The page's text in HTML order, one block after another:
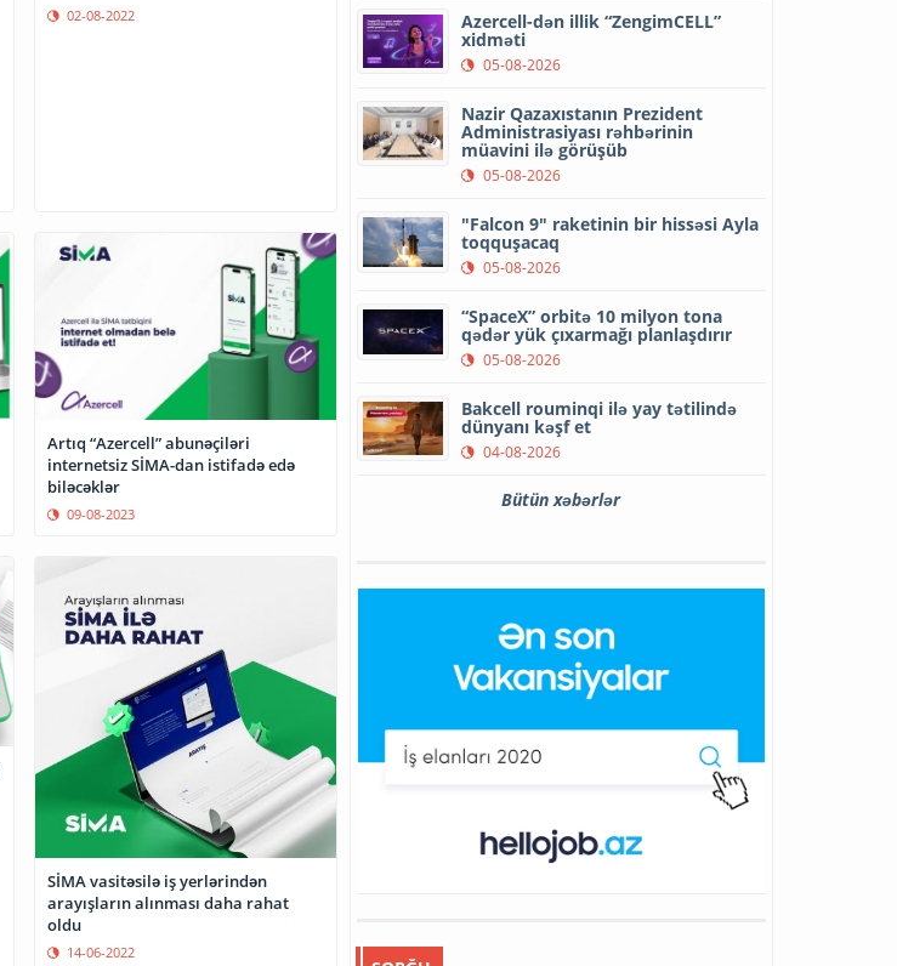
02-08-2022
Artıq “Azercell” abunəçiləri
internetsiz SİMA-dan istifadə edə
biləcəklər
09-08-2023
SİMA vasitəsilə iş yerlərindən
arayışların alınması daha rahat
oldu
14-06-2022
Azercell-dən illik “ZengimCELL”
xidməti
05-08-2026
Nazir Qazaxıstanın Prezident
Administrasiyası rəhbərinin
müavini ilə görüşüb
05-08-2026
"Falcon 9" raketinin bir hissəsi Ayla
toqquşacaq
05-08-2026
“SpaceX” orbitə 10 milyon tona
qədər yük çıxarmağı planlaşdırır
05-08-2026
Bakcell rouminqi ilə yay tətilində
dünyanı kəşf et
04-08-2026
Bütün xəbərlər